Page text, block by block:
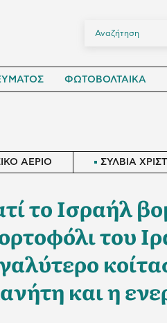
ΦΩΤΟΒΟΛΤΑΙΚΑ
ΑΕΡΙΟ ΣΥΛΒΙΑ
το Ισραήλ
του
και η